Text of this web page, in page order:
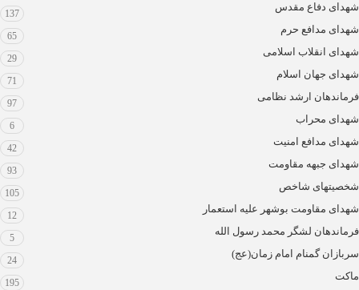
شهدای دفاع مقدس
137
شهدای مدافع حرم
65
شهدای انقلاب اسلامی
29
شهدای جهان اسلام
71
فرماندهان ارشد نظامی
97
شهدای محراب
6
شهدای مدافع امنیت
42
شهدای جبهه مقاومت
93
شخصیتهای شاخص
105
شهدای مقاومت بوشهر علیه استعمار
12
فرماندهان لشگر محمد رسول الله
5
سربازان گمنام امام زمان(عج)
24
ماکت
195